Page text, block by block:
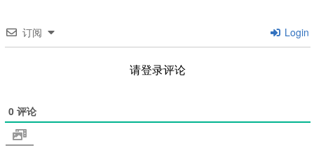
订阅 Login
请登录评论
0 评论